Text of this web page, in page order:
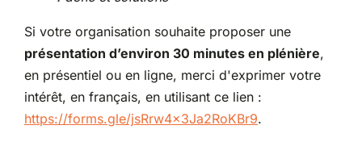
Si votre organisation souhaite proposer une
présentation d’environ 30 minutes en plénière,
en présentiel ou en ligne, merci d'exprimer votre
intérêt, en français, en utilisant ce lien :
https://forms.gle/jsRrw4x3Ja2RoKBr9.